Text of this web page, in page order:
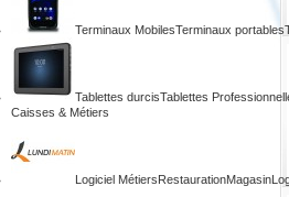
Terminaux MobilesTerminaux portables
Tablettes durcisTablettes
Caisses & Métiers
Logiciel MétiersRestaurationMagasin